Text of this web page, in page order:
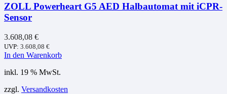
ZOLL Powerheart G5 AED Halbautomat mit iCPR-
Sensor
3.608,08 €
UVP: 3.608,08 €
In den Warenkorb
inkl. 19 % MwSt.
zzgl. Versandkosten